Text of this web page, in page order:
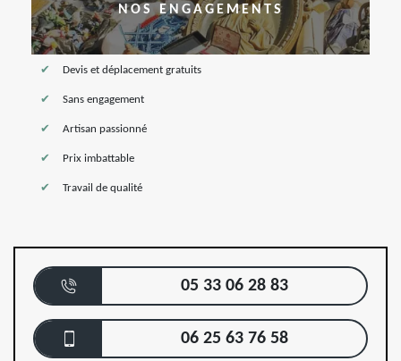
NOS ENGAGEMENTS
Devis et déplacement gratuits
Sans engagement
Artisan passionné
Prix imbattable
Travail de qualité
05 33 06 28 83
06 25 63 76 58